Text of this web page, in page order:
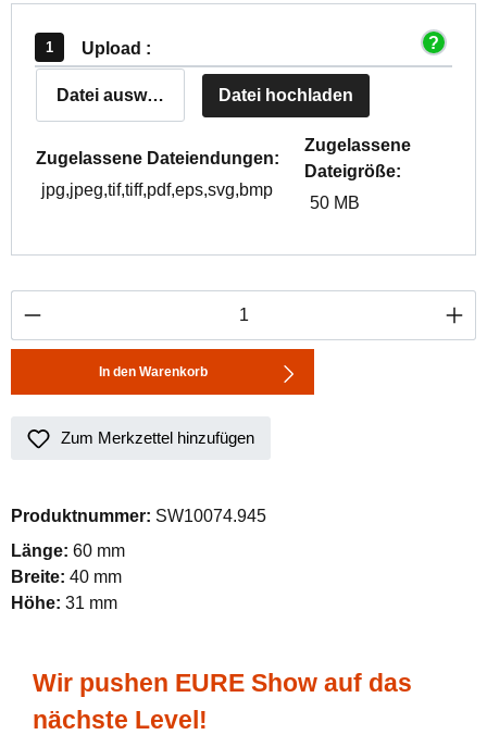
Upload :
Datei auswählen Datei hochladen
Zugelassene Dateiendungen:
jpg,jpeg,tif,tiff,pdf,eps,svg,bmp
Zugelassene
Dateigröße:
50 MB
Produkt Anzahl: Gib den gewünschten
In den Warenkorb
Zum Merkzettel hinzufügen
Produktnummer: SW10074.945
Länge: 60 mm
Breite: 40 mm
Höhe: 31 mm
Wir pushen EURE Show auf das
nächste Level!